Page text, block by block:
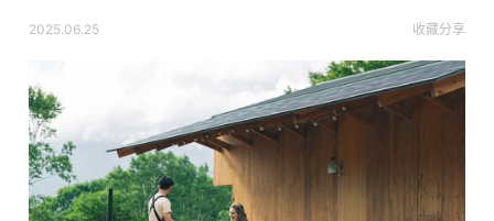
2025.06.25 收藏分享